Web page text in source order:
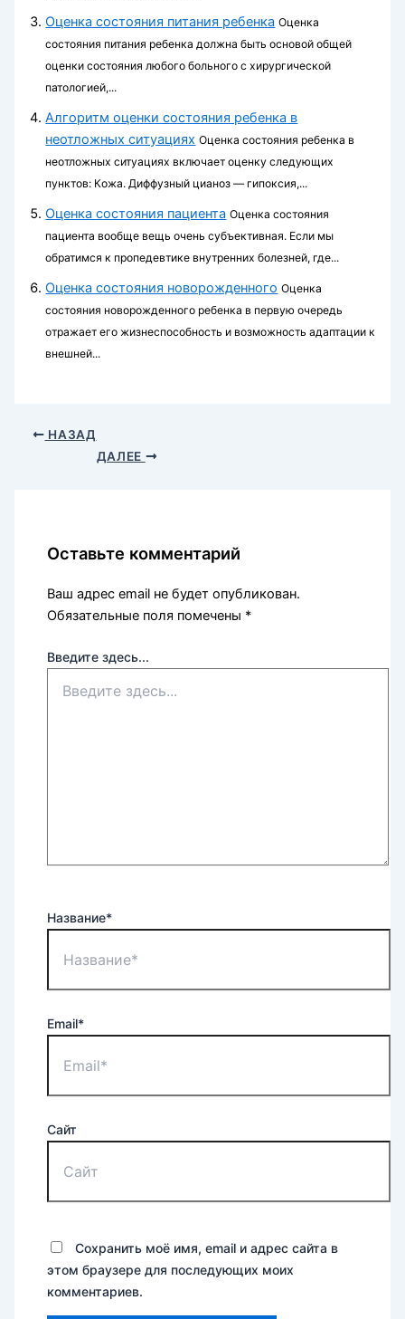
Оценка состояния питания ребенка Оценка
состояния питания ребенка должна быть основой общей
оценки состояния любого больного с хирур­гической
патологией,...
Алгоритм оценки состояния ребенка в
неотложных ситуациях Оценка состояния ребенка в
неотложных ситуациях включает оценку следующих
пунктов: Кожа. Диффузный цианоз — гипоксия,...
Оценка состояния пациента Оценка состояния
пациента вообще вещь очень субъективная. Если мы
обратимся к пропедевтике внутренних болезней, где...
Оценка состояния новорожденного Оценка
состояния новорожденного ребенка в первую очередь
отражает его жизнеспособность и возможность адаптации к
внешней...
НАЗАД
ДАЛЕЕ
Оставьте комментарий
Ваш адрес email не будет опубликован.
Обязательные поля помечены *
Введите здесь...
Название*
Email*
Сайт
Сохранить моё имя, email и адрес сайта в
этом браузере для последующих моих
комментариев.